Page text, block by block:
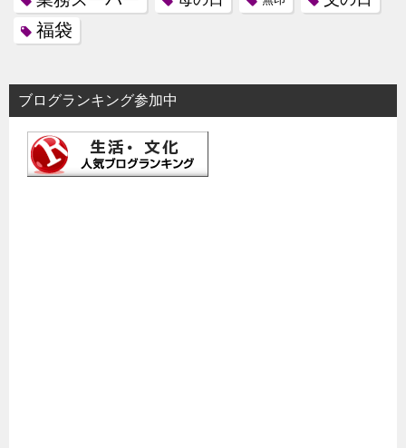
福袋
ブログランキング参加中